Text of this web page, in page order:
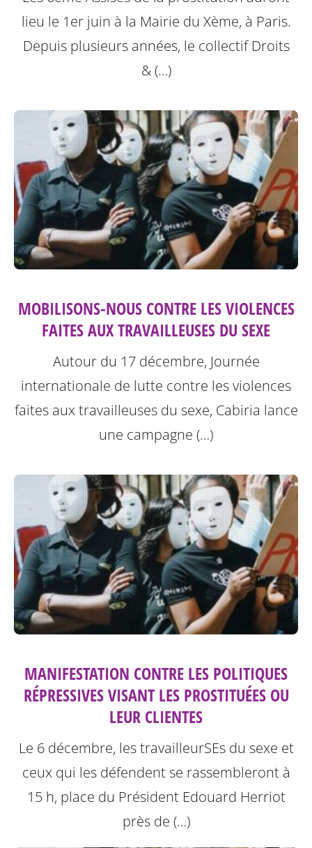
lieu le 1er juin à la Mairie du Xème, à Paris.
Depuis plusieurs années, le collectif Droits
& (…)
MOBILISONS-NOUS CONTRE LES VIOLENCES
FAITES AUX TRAVAILLEUSES DU SEXE
Autour du 17 décembre, Journée
internationale de lutte contre les violences
faites aux travailleuses du sexe, Cabiria lance
une campagne (…)
MANIFESTATION CONTRE LES POLITIQUES
RÉPRESSIVES VISANT LES PROSTITUÉES OU
LEUR CLIENTES
Le 6 décembre, les travailleurSEs du sexe et
ceux qui les défendent se rassembleront à
15 h, place du Président Edouard Herriot
près de (…)